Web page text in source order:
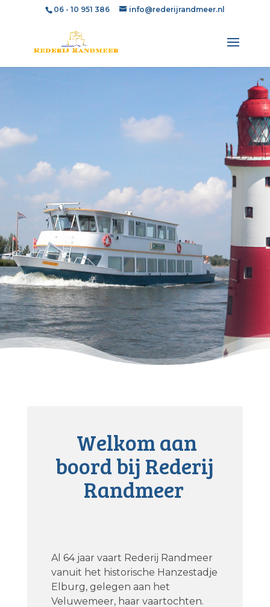
06 - 10 951 386 info@rederijrandmeer.nl
Welkom aan
boord bij Rederij
Randmeer
Al 64 jaar vaart Rederij Randmeer
vanuit het historische Hanzestadje
Elburg, gelegen aan het
Veluwemeer, haar vaartochten.